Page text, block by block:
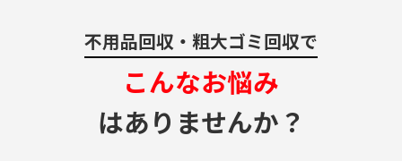
不用品回収・粗大ゴミ回収で
こんなお悩み
はありませんか？